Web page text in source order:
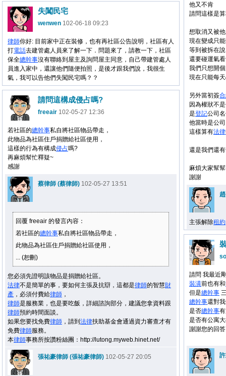
他又不肯
請問這樣是
想取消又被
現在變成只
等到被拆在說
還要碰運氣
我們只想開
現在只能每
另外當初簽
因為權狀不
是登記公司
他當時是公
這樣算有法律
還是我們還
麻煩大家幫
謝謝
主張解除租約
失闖民宅
wenwen 102-06-18 09:23
律師你好: 目前家中正在裝修，也有再社區公告說明，社區有人
打電話去建管處人員來了解一下．問題來了，請教一下，社區
保全總幹事沒有聯絡到屋主及詢問屋主同意，自己帶建管處人
員進入家中，還讓他們隨便拍照，是後才跟我們說，我很生
氣，我可以告他們失闖民宅嗎？？
請問這構成侵占嗎?
freeair 102-05-27 12:36
若社區的總幹事私自將社區物品帶走，
此物品為社區住戶捐贈給社區使用，
這樣的行為有構成侵占嗎?
再麻煩幫忙釋疑~
感謝
蔡律師 (蔡律師) 102-05-27 13:51
回覆 freeair 的發言內容：
若社區的總幹事私自將社區物品帶走，
此物品為社區住戶捐贈給社區使用，
... (恕刪)
您必須先證明該物品是捐贈給社區。
法律不是簡單的事，要如何主張及抗辯，這都是律師的智慧財
產 ，必須付費給律師 ，
律師是服務業，也是要吃飯，詳細諮詢部分，建議您拿資料跟
律師預約時間面談。
如果您要找免費律師 ，請到 法律扶助基金會通過資力審查才有
免費律師服務。
本律師事務所按讚粉絲團：http://lutong.myweb.hinet.net/
張祐豪律師 (張祐豪律師) 102-05-27 20:05
請問 我最近
裝潢前也有和
但是總幹事
總幹事還對
是否總幹事
是否有公寓
謝謝您的回答